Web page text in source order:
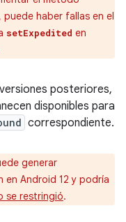
haber fallas en el
setExpedited en
posteriores,
disponibles para
correspondiente.
generar
en Android 12 y podría
se restringió.